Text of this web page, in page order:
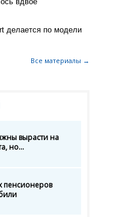
делается по модели
Все материалы →
вырасти на
но...
пенсионеров